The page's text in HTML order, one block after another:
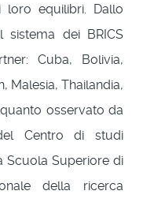
equilibri. Dallo
dei BRICS
Cuba, Bolivia,
Malesia, Thailandia,
osservato da
Centro di studi
Scuola Superiore di
della ricerca